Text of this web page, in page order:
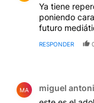
Ya tiene
poniendo
futuro
RESPONDER
MA miguel